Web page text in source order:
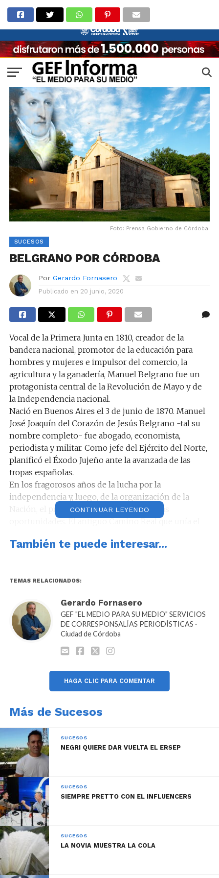
Foto: Prensa Gobierno de Córdoba.
SUCESOS
BELGRANO POR CÓRDOBA
Por Gerardo Fornasero
Publicado en 20 junio, 2020
Vocal de la Primera Junta en 1810, creador de la
bandera nacional, promotor de la educación para
hombres y mujeres e impulsor del comercio, la
agricultura y la ganadería, Manuel Belgrano fue un
protagonista central de la Revolución de Mayo y de
la Independencia nacional.
Nació en Buenos Aires el 3 de junio de 1870. Manuel
José Joaquín del Corazón de Jesús Belgrano -tal su
nombre completo- fue abogado, economista,
periodista y militar. Como jefe del Ejército del Norte,
planificó el Éxodo Jujeño ante la avanzada de las
tropas españolas.
En los fragorosos años de la lucha por la
independencia y, luego, de la organización de la
Nación, el prócer llegó a Córdoba en varias
oportunidades. El antiguo Camino Real que unía el
Bolivia- fue testigo de su paso al frente de las
reiteradas oportunidades.
apunta que Belgrano estuvo en las postas en San
Pedro, Caroya, Paso de las Tropas y Sinsacate, todas
ubicadas a lo largo del Camino Real. En estos sitios,
el General se hospedó, recambió caballos y se
proveyó de alimentos.
CONTINUAR LEYENDO
También te puede interesar...
TEMAS RELACIONADOS:
Gerardo Fornasero
GEF "EL MEDIO PARA SU MEDIO" SERVICIOS
DE CORRESPONSALÍAS PERIODÍSTICAS ·
Ciudad de Córdoba
HAGA CLIC PARA COMENTAR
Más de Sucesos
SUCESOS
NEGRI QUIERE DAR VUELTA EL ERSEP
SUCESOS
SIEMPRE PRETTO CON EL INFLUENCERS
SUCESOS
LA NOVIA MUESTRA LA COLA